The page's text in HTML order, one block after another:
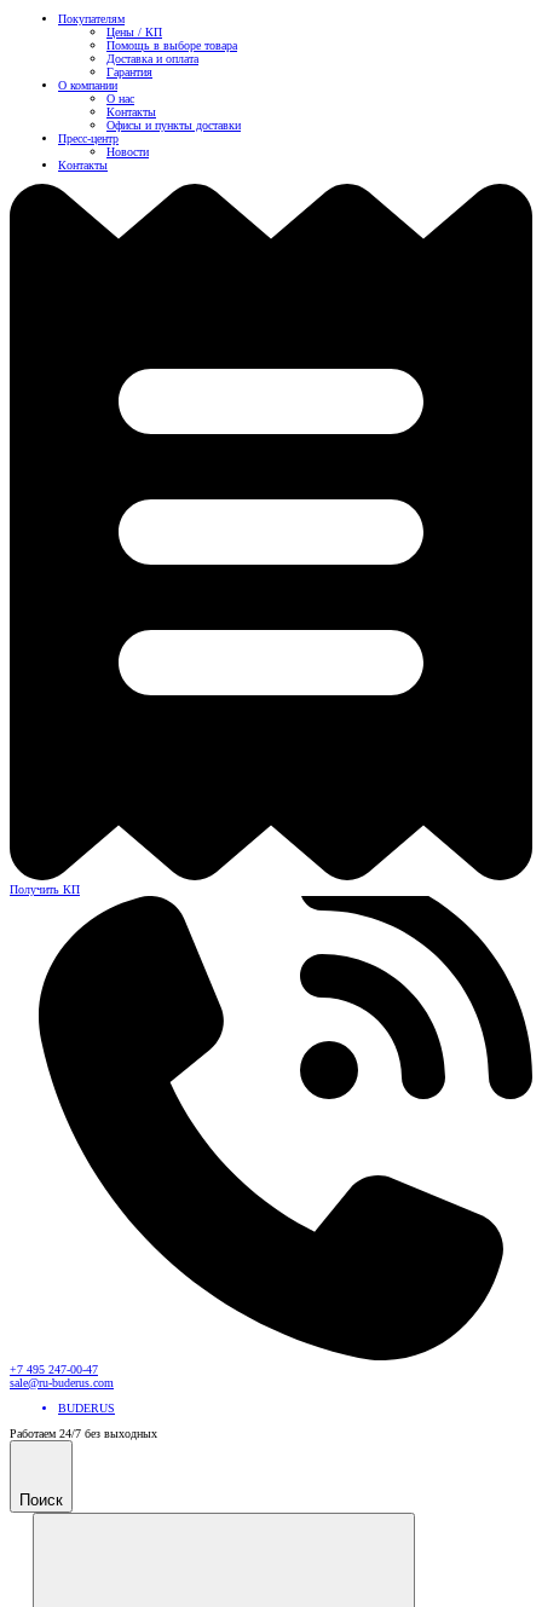
Покупателям
Цены / КП
Помощь в выборе товара
Доставка и оплата
Гарантия
О компании
О нас
Контакты
Офисы и пункты доставки
Пресс-центр
Новости
Контакты
Получить КП
+7 495 247-00-47
sale@ru-buderus.com
BUDERUS
Работаем 24/7 без выходных
Поиск